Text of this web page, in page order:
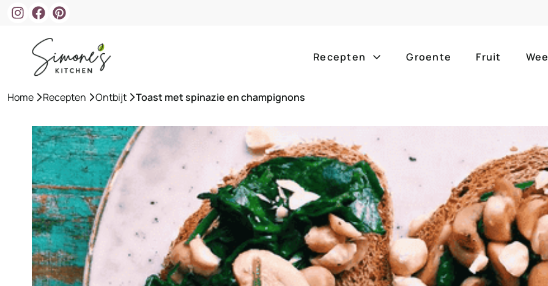
Recepten
ontbijt
lunch hoofdgerechten
borrelhapjes desserts
voorgerechten drankjes
alle
alle
zomer
slow
Groente Fruit
Home »Recepten »Ontbijt »Toast met spinazie en champignons